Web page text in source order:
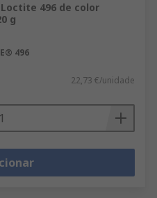
496 de color
g
496
22,73 €/unidade